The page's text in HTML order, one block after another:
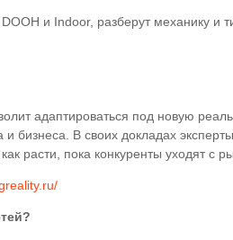
и Indoor, разберут механику и
адаптироваться под новую
бизнеса. В своих докладах
расти, пока конкуренты уходят с